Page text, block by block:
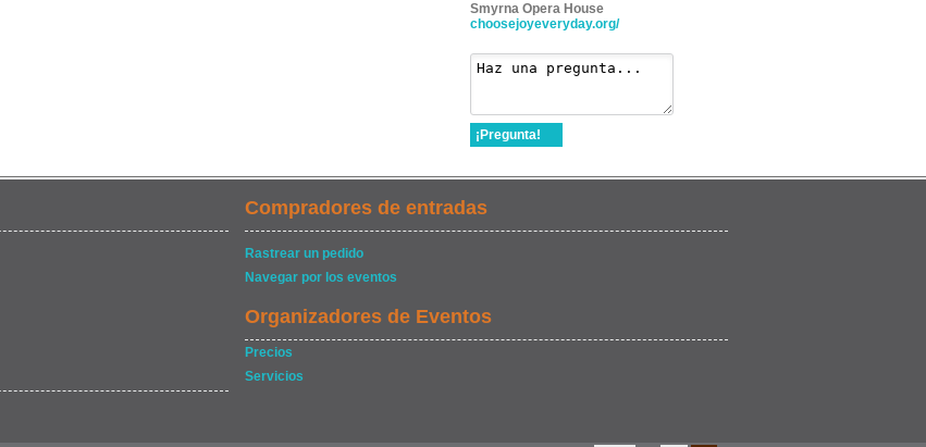
Smyrna Opera House
choosejoyeveryday.org/
¡Pregunta!
Compradores de entradas
Rastrear un pedido
Navegar por los eventos
Organizadores de Eventos
Precios
Servicios